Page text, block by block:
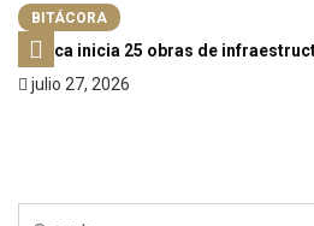
BITÁCORA
Toluca inicia 25 obras de
julio 27, 2026